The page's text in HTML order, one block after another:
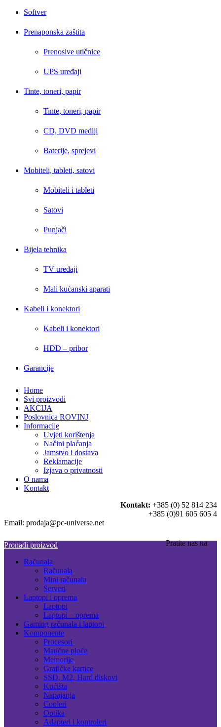
Softver
Prenaponska zaštita
Prenosive utičnice
UPS uređaji
Tinte, toneri, papir
Tinte, toneri, papir
CD, DVD mediji
Baterije, sprejevi
Mobiteli, tableti, satovi
Mobiteli i tableti
Satovi
Punjači
Bijela tehnika
TV uređaji
Mali kućanski aparati
Kabeli i konektori
Kabeli i konektori
HDD – pribor
Garancije
Home
Svi proizvodi
AKCIJA
Poslovnica ROVINJ
Informacije
Uvjeti korištenja
Načini plaćanja
Jamstvo i dostava
Reklamacije
Izjava o privatnosti
O nama
Kontakt
Kontakt: +385 (0) 52 814 234
+385 (0)91 605 605 4
Email: prodaja@pc-universe.net
Pratite nas na
Pronađi proizvod
Računala
Računala
Mini računala
Serveri
Laptopi i oprema
Laptopi
Laptopi – oprema
Gaming računala i laptopi
Komponente
Procesori
Matične ploče
Memorije
Grafičke kartice
SSD, M2, Hard diskovi
Kućišta
Napajanja
Cooleri
Optika
Adapteri i kontroleri